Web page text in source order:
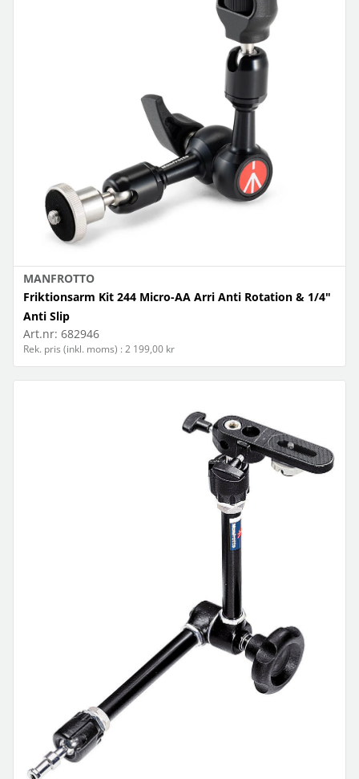
MANFROTTO
Friktionsarm Kit 244 Micro-AA Arri Anti Rotation & 1/4"
Anti Slip
Art.nr: 682946
Rek. pris (inkl. moms) : 2 199,00 kr